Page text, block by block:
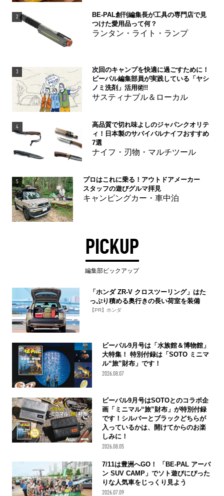
2
BE-PAL創刊編集長が工具の専門店で見
つけた愛用品って何？
ランタン・ライト・ランプ
3
次回のキャンプを快適に過ごすために！
ビーパル編集部員が実践している「ヤシ
ノミ洗剤」活用術!!
サスティナブル＆ローカル
4
高品質で切れ味よしのジャパンクオリテ
ィ！日本製のサバイバルナイフおすすめ
7選
ナイフ・刃物・マルチツール
5
プロはこれに乗る！アウトドアメーカー
スタッフの遊びグルマ拝見
キャンピングカー・車中泊
PICKUP
編集部ピックアップ
「ホンダ ZR-V クロスツーリング」はた
っぷり積める奥行きの長い荷室を装備
【PR】ホンダ
ビーパル9月号は「水族館＆博物館」
大特集！ 特別付録は「SOTO ミニマ
ル“旅”財布」です！
2026.08.07
ビーパル9月号はSOTOとのコラボ企
画「ミニマル“旅”財布」が特別付録
です！シルバーとブラックどちらが
入っているかは、開けてからのお楽
しみに！
2026.08.05
7/11は豊洲へGO！ 「BE-PAL アーバ
ン SUV CAMP」でソト遊びにぴった
りな人気車をじっくり見よう
2026.07.09